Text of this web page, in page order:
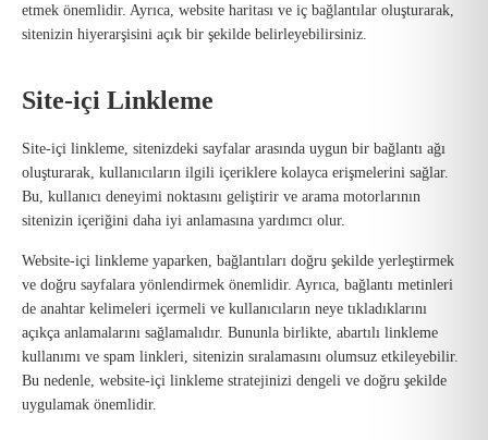
etmek önemlidir. Ayrıca, website haritası ve iç bağlantılar oluşturarak,
sitenizin hiyerarşisini açık bir şekilde belirleyebilirsiniz.
Site-içi Linkleme
Site-içi linkleme, sitenizdeki sayfalar arasında uygun bir bağlantı ağı
oluşturarak, kullanıcıların ilgili içeriklere kolayca erişmelerini sağlar.
Bu, kullanıcı deneyimi noktasını geliştirir ve arama motorlarının
sitenizin içeriğini daha iyi anlamasına yardımcı olur.
Website-içi linkleme yaparken, bağlantıları doğru şekilde yerleştirmek
ve doğru sayfalara yönlendirmek önemlidir. Ayrıca, bağlantı metinleri
de anahtar kelimeleri içermeli ve kullanıcıların neye tıkladıklarını
açıkça anlamalarını sağlamalıdır. Bununla birlikte, abartılı linkleme
kullanımı ve spam linkleri, sitenizin sıralamasını olumsuz etkileyebilir.
Bu nedenle, website-içi linkleme stratejinizi dengeli ve doğru şekilde
uygulamak önemlidir.